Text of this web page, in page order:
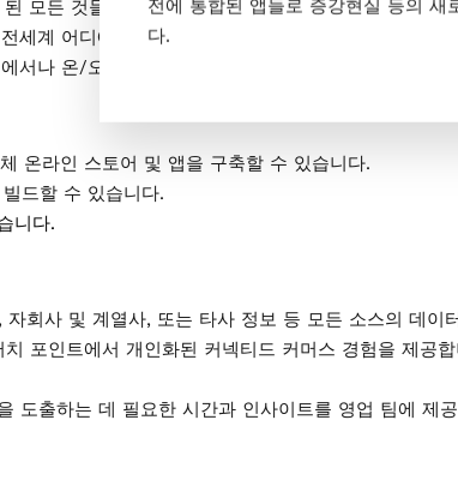
전에 통합된 앱들로 증강현실 등의 새
다.
모든 것들을 시작하고 관리 할 수 있습니다.
계 어디에서도 동일한 사이트를 사용할 수 있습니다.
나 온/오프라인 실시간 재고 상황을 파악할 수 있습니
온라인 스토어 및 앱을 구축할 수 있습니다.
드할 수 있습니다.
니다.
자회사 및 계열사, 또는 타사 정보 등 모든 소스의 데이
치 포인트에서 개인화된 커넥티드 커머스 경험을 제공
도출하는 데 필요한 시간과 인사이트를 영업 팀에 제